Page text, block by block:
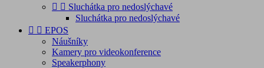
  Sluchátka pro nedoslýchavé
Sluchátka pro nedoslýchavé
  EPOS
Náušníky
Kamery pro videokonference
Speakerphony